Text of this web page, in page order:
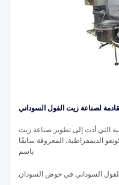
لصناعة زيت الفول السوداني
التي أدت إلى تطوير صناعة زيت
الديمقراطية، المعروفة سابقًا
باسم
السوداني في حوض السودان